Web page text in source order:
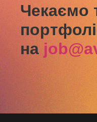
Чекаємо
на